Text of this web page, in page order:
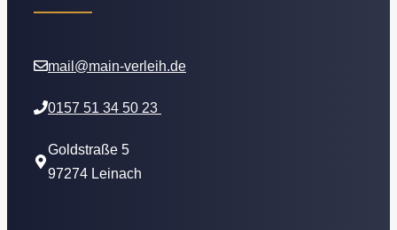
mail@main-verleih.de
0157 51 34 50 23
Goldstraße 5
97274 Leinach